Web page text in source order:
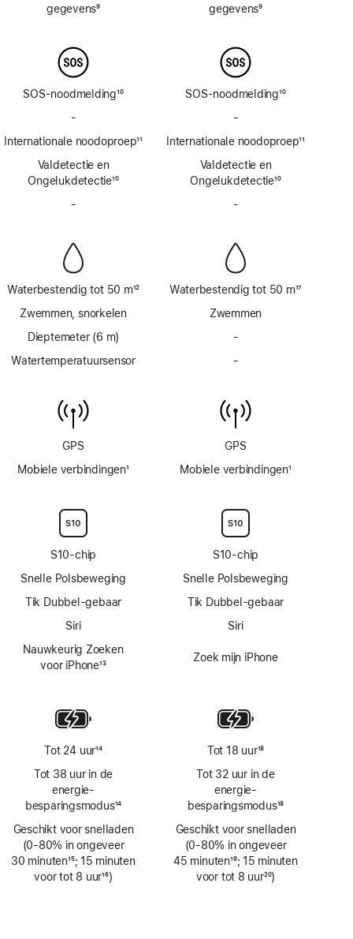
gegevens9
SOS-noodmelding10
-
noodmelding
via
satelliet
Internationale noodoproep11
Valdetectie en
Ongelukdetectie10
-
Waterbestendig tot 50 m12
Zwemmen, snorkelen
Dieptemeter (6 m)
Watertemperatuursensor
GPS
Mobiele verbindingen1
S10‑chip
Snelle Polsbeweging
Tik Dubbel-gebaar
Siri
Nauwkeurig Zoeken
voor iPhone13
Tot 24 uur14
Tot 38 uur in de
energie­
besparingsmodus14
Geschikt voor snelladen
(0‑80% in ongeveer
30 minuten
Voetnoot
15; 15 minuten
voor tot 8 uur16)
gegevens9
SOS-noodmelding10
-
noodmelding
via
satelliet
Internationale noodoproep11
Valdetectie en
Ongelukdetectie10
-
Waterbestendig tot 50 m17
Zwemmen
-
-
GPS
Mobiele verbindingen1
S10‑chip
Snelle Polsbeweging
Tik Dubbel-gebaar
Siri
Zoek mijn iPhone
Tot 18 uur18
Tot 32 uur in de
energie­
besparingsmodus18
Geschikt voor snelladen
(0‑80% in ongeveer
45 minuten
Voetnoot
19; 15 minuten
voor tot 8 uur20)